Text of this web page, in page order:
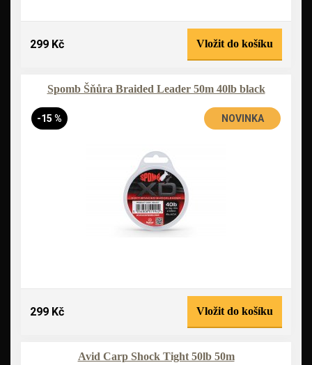
299 Kč Vložit do košíku
Spomb Šňůra Braided Leader 50m 40lb black
-15 % NOVINKA
299 Kč Vložit do košíku
Avid Carp Shock Tight 50lb 50m